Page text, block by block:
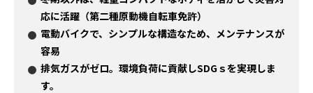
応に活躍（第二種原動機自転車免許）
電動バイクで、シンプルな構造なため、メンテナンスが
容易
排気ガスがゼロ。環境負荷に貢献しSDGｓを実現しま
す。